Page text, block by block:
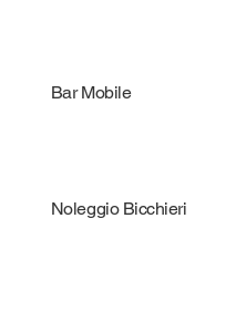
Bar Mobile
Noleggio Bicchieri